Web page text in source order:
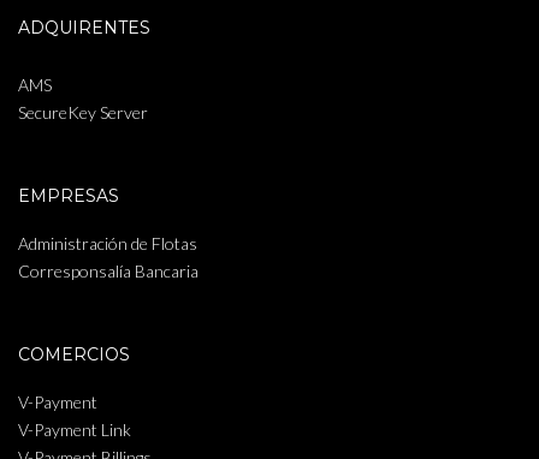
ADQUIRENTES
AMS
SecureKey Server
EMPRESAS
Administración de Flotas
Corresponsalía Bancaria
COMERCIOS
V-Payment
V-Payment Link